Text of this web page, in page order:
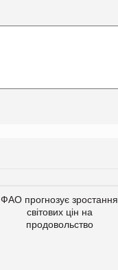
ФАО прогнозує зростання
світових цін на
продовольство